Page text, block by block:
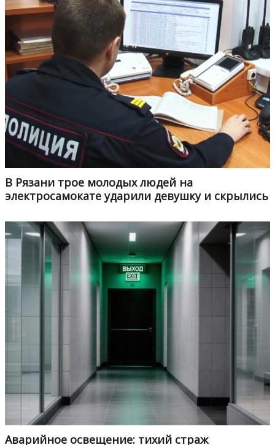
В Рязани трое молодых людей на
электросамокате ударили девушку и скрылись
Аварийное освещение: тихий страж